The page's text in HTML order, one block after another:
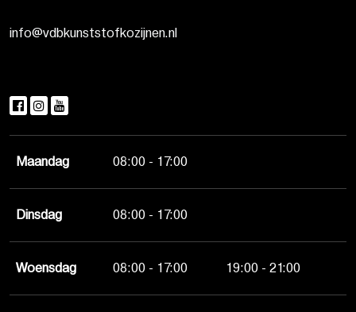
info@vdbkunststofkozijnen.nl
Maandag 08:00 - 17:00
Dinsdag 08:00 - 17:00
Woensdag 08:00 - 17:00 19:00 - 21:00